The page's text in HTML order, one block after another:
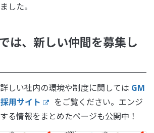
した。
は、新しい仲間を募集し
しい社内の環境や制度に関しては GM
用サイト
をご覧ください。エンジ
る情報をまとめたページも公開中！